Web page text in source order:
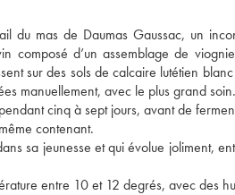
du mas de Daumas Gaussac, un
composé d’un assemblage de
sur des sols de calcaire lutétien
manuellement, avec le plus grand soin.
cinq à sept jours, avant de
contenant.
sa jeunesse et qui évolue joliment,
entre 10 et 12 degrés, avec des